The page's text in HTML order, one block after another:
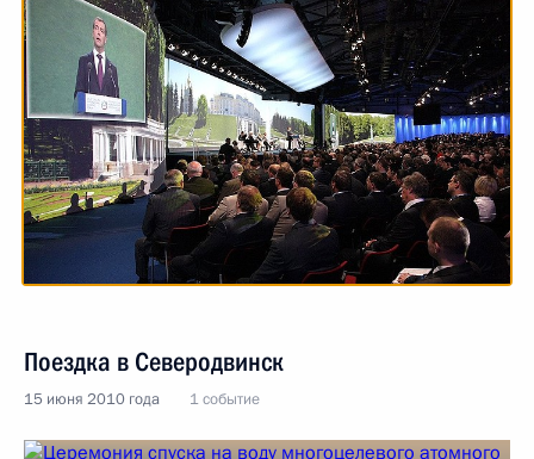
Поездка в Северодвинск
15 июня 2010 года 1 событие